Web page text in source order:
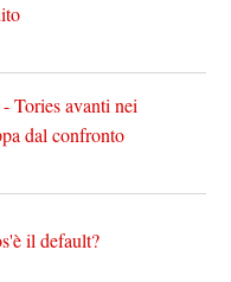
Tories avanti nei
dal confronto
il default?